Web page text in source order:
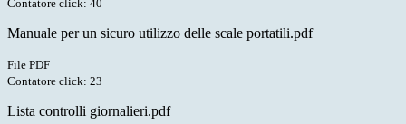
Contatore click: 40
Manuale per un sicuro utilizzo delle scale portatili.pdf
File PDF
Contatore click: 23
Lista controlli giornalieri.pdf